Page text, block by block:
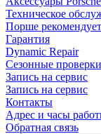
Техническое
Порше рекомендует
Гарантия
Dynamic Repair
Сезонные проверки
Запись на сервис
Запись на сервис
Контакты
Адрес и часы
Обратная связь